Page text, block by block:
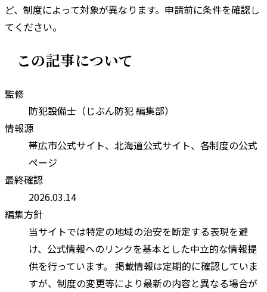
ど、制度によって対象が異なります。申請前に条件を確認し
てください。
この記事について
監修
防犯設備士（じぶん防犯 編集部）
情報源
帯広市公式サイト、 北海道公式サイト、各制度の公式
ページ
最終確認
2026.03.14
編集方針
当サイトでは特定の地域の治安を断定する表現を避
け、公式情報へのリンクを基本とした中立的な情報提
供を行っています。 掲載情報は定期的に確認していま
すが、制度の変更等により最新の内容と異なる場合が